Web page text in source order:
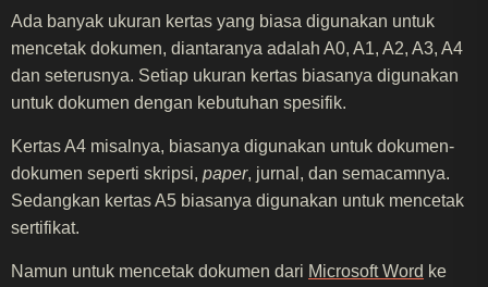
Ada banyak ukuran kertas yang biasa digunakan untuk
mencetak dokumen, diantaranya adalah A0, A1, A2, A3, A4
dan seterusnya. Setiap ukuran kertas biasanya digunakan
untuk dokumen dengan kebutuhan spesifik.
Kertas A4 misalnya, biasanya digunakan untuk dokumen-
dokumen seperti skripsi, paper, jurnal, dan semacamnya.
Sedangkan kertas A5 biasanya digunakan untuk mencetak
sertifikat.
Namun untuk mencetak dokumen dari Microsoft Word ke